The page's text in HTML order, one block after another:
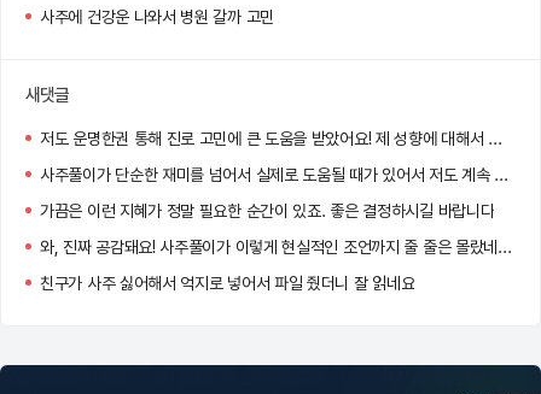
사주에 건강운 나와서 병원 갈까 고민
새댓글
저도 운명한권 통해 진로 고민에 큰 도움을 받았어요! 제 성향에 대해서 파고들다보니 고민 되었던 부분들이 한결 쉽게 해결되더라고요
사주풀이가 단순한 재미를 넘어서 실제로 도움될 때가 있어서 저도 계속 보게 되는 것 같아요 ㅎㅎ
가끔은 이런 지혜가 정말 필요한 순간이 있죠. 좋은 결정하시길 바랍니다
와, 진짜 공감돼요! 사주풀이가 이렇게 현실적인 조언까지 줄 줄은 몰랐네요. 특히 인간관계랑 직업운 부분이 정확했다니 더 흥미로워요! 앞으로도 좋은 선택하시길 바라요 !
친구가 사주 싫어해서 억지로 넣어서 파일 줬더니 잘 읽네요